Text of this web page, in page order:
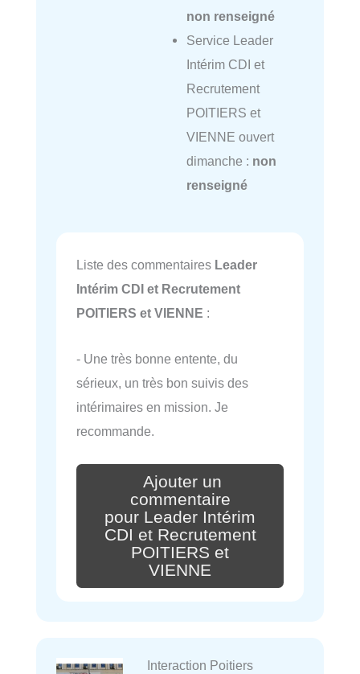
non renseigné
Service Leader
Intérim CDI et
Recrutement
POITIERS et
VIENNE ouvert
dimanche : non
renseigné
Liste des commentaires Leader
Intérim CDI et Recrutement
POITIERS et VIENNE :
- Une très bonne entente, du
sérieux, un très bon suivis des
intérimaires en mission. Je
recommande.
Ajouter un
commentaire
pour Leader Intérim
CDI et Recrutement
POITIERS et
VIENNE
Interaction Poitiers